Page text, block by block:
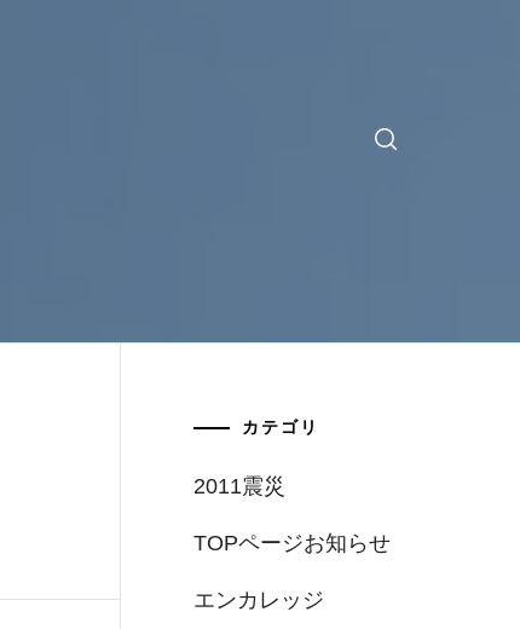
カテゴリ
2011震災
TOPページお知らせ
エンカレッジ